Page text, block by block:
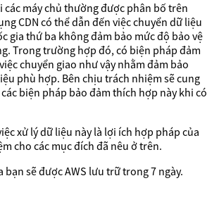
các máy chủ thường được phân bố trên
CDN có thể dẫn đến việc chuyển dữ liệu
gia thứ ba không đảm bảo mức độ bảo vệ
Trong trường hợp đó, có biện pháp đảm
chuyển giao như vậy nhằm đảm bảo
phù hợp. Bên chịu trách nhiệm sẽ cung
biện pháp bảo đảm thích hợp này khi có
xử lý dữ liệu này là lợi ích hợp pháp của
cho các mục đích đã nêu ở trên.
bạn sẽ được AWS lưu trữ trong 7 ngày.